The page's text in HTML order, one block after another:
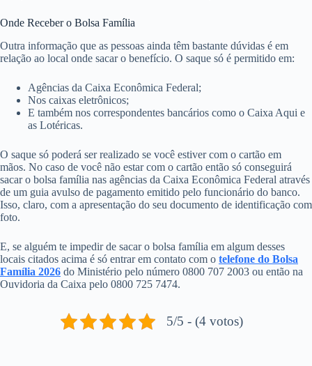
Onde Receber o Bolsa Família
Outra informação que as pessoas ainda têm bastante dúvidas é em
relação ao local onde sacar o benefício. O saque só é permitido em:
Agências da Caixa Econômica Federal;
Nos caixas eletrônicos;
E também nos correspondentes bancários como o Caixa Aqui e
as Lotéricas.
O saque só poderá ser realizado se você estiver com o cartão em
mãos. No caso de você não estar com o cartão então só conseguirá
sacar o bolsa família nas agências da Caixa Econômica Federal através
de um guia avulso de pagamento emitido pelo funcionário do banco.
Isso, claro, com a apresentação do seu documento de identificação com
foto.
E, se alguém te impedir de sacar o bolsa família em algum desses
locais citados acima é só entrar em contato com o telefone do Bolsa
Família 2026 do Ministério pelo número 0800 707 2003 ou então na
Ouvidoria da Caixa pelo 0800 725 7474.
5/5 - (4 votos)